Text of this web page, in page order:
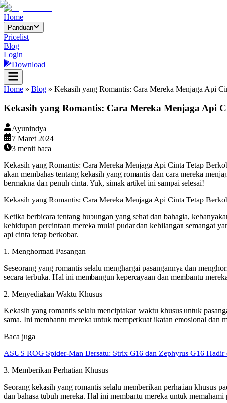
Home
Panduan
Pricelist
Blog
Login
Download
Home » Blog » Kekasih yang Romantis: Cara Mereka Menjaga Api
Kekasih yang Romantis: Cara Mereka Menjaga Api
Ayunindya
7 Maret 2024
3 menit baca
Kekasih yang Romantis: Cara Mereka Menjaga Api Cinta Tetap
akan membahas tentang kekasih yang romantis dan cara mereka
bermakna dan penuh cinta. Yuk, simak artikel ini sampai selesai!
Kekasih yang Romantis: Cara Mereka Menjaga Api Cinta Tetap
Ketika berbicara tentang hubungan yang sehat dan bahagia,
kehidupan percintaan mereka mulai pudar dan kehilangan semangat
api cinta tetap berkobar.
1. Menghormati Pasangan
Seseorang yang romantis selalu menghargai pasangannya dan
secara terbuka. Hal ini membangun kepercayaan dan membantu
2. Menyediakan Waktu Khusus
Kekasih yang romantis selalu menciptakan waktu khusus untuk
sama. Ini membantu mereka untuk memperkuat ikatan emosional dan
Baca juga
ASUS ROG Spider-Man Bersatu: Strix G16 dan Zephyrus G16
3. Memberikan Perhatian Khusus
Seorang kekasih yang romantis selalu memberikan perhatian khusus
dan bahasa tubuh mereka. Hal ini membantu mereka untuk